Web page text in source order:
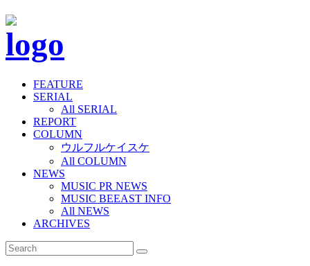
FEATURE
SERIAL
All SERIAL
REPORT
COLUMN
ウルフルケイスケ
All COLUMN
NEWS
MUSIC PR NEWS
MUSIC BEEAST INFO
All NEWS
ARCHIVES